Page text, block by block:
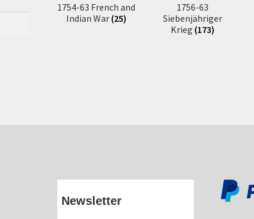
1754-63 French and
Indian War (25)
1756-63
Siebenjähriger
Krieg (173)
Newsletter